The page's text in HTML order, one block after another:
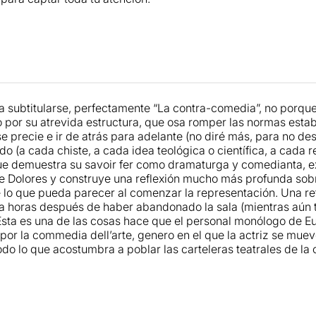
subtitularse, perfectamente “La contra-comedia”, no
por su atrevida estructura, que osa romper las normas
precie e ir de atrás para adelante (no diré más, para no
(a cada chiste, a cada idea teológica o científica, a cada
demuestra su savoir fer como dramaturga y comedianta,
Dolores y construye una reflexión mucho más profunda
que pueda parecer al comenzar la representación. Una
horas después de haber abandonado la sala (mientras
es una de las cosas hace que el personal monólogo de
la commedia dell’arte, genero en el que la actriz se
lo que acostumbra a poblar las carteleras teatrales de la